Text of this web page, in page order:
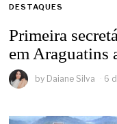
DESTAQUES
Primeira
em Araguatins
by Daiane Silva 6